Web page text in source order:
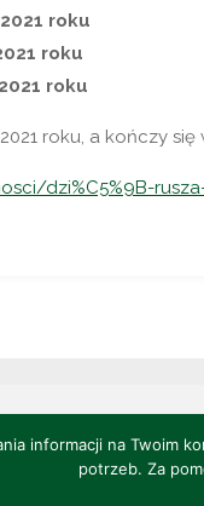
roku
roku
roku
roku, a kończy
dzi%C5%9B-
i Rekreacji w
informacji na Twoim
potrzeb. Za